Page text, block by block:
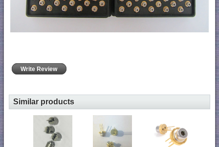
Write Review
Similar products